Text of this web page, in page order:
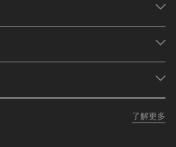
了解更多